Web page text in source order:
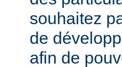
souhaitez
de
afin de